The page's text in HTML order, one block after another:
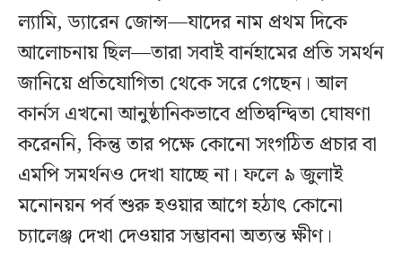
ল্যামি, ড্যারেন জোন্স—যাদের নাম প্রথম দিকে
আলোচনায় ছিল—তারা সবাই বার্নহামের প্রতি সমর্থন
জানিয়ে প্রতিযোগিতা থেকে সরে গেছেন। আল
কার্নস এখনো আনুষ্ঠানিকভাবে প্রতিদ্বন্দ্বিতা ঘোষণা
করেননি, কিন্তু তার পক্ষে কোনো সংগঠিত প্রচার বা
এমপি সমর্থনও দেখা যাচ্ছে না। ফলে ৯ জুলাই
মনোনয়ন পর্ব শুরু হওয়ার আগে হঠাৎ কোনো
চ্যালেঞ্জ দেখা দেওয়ার সম্ভাবনা অত্যন্ত ক্ষীণ।